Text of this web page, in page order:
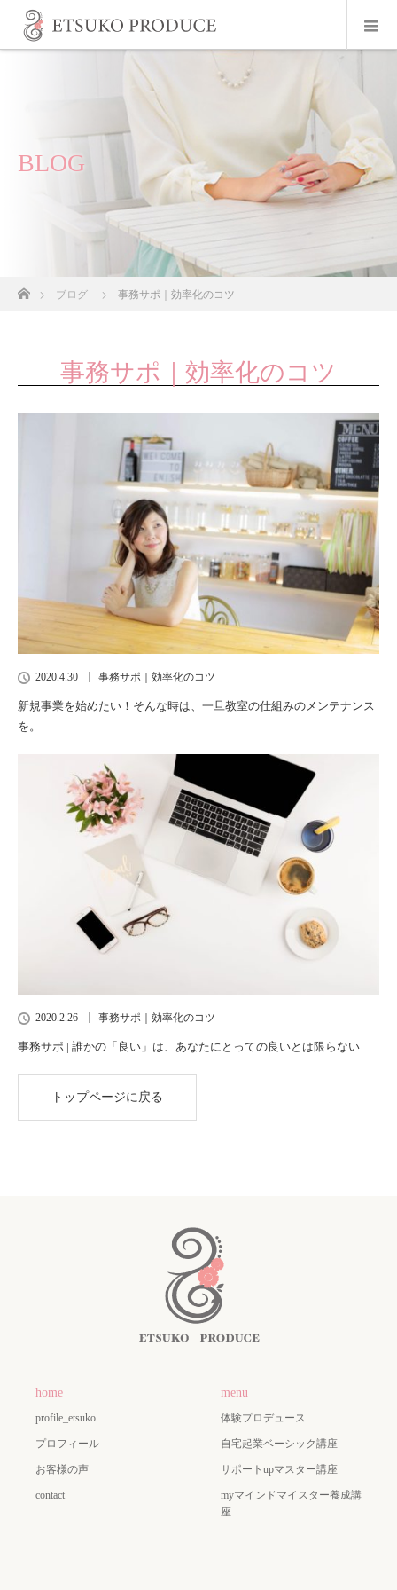
BLOG
ホームブログ 事務サポ｜効率化のコツ
事務サポ｜効率化のコツ
2020.4.30 事務サポ｜効率化のコツ
新規事業を始めたい！そんな時は、一旦教室の仕組みのメンテナンス
を。
2020.2.26 事務サポ｜効率化のコツ
事務サポ | 誰かの「良い」は、あなたにとっての良いとは限らない
トップページに戻る
home
profile_etsuko
プロフィール
お客様の声
contact
menu
体験プロデュース
自宅起業ベーシック講座
サポートupマスター講座
myマインドマイスター養成講
座